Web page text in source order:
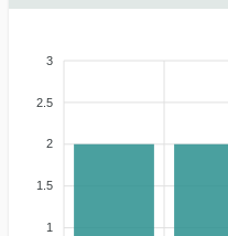
3
2.5
2
1.5
1